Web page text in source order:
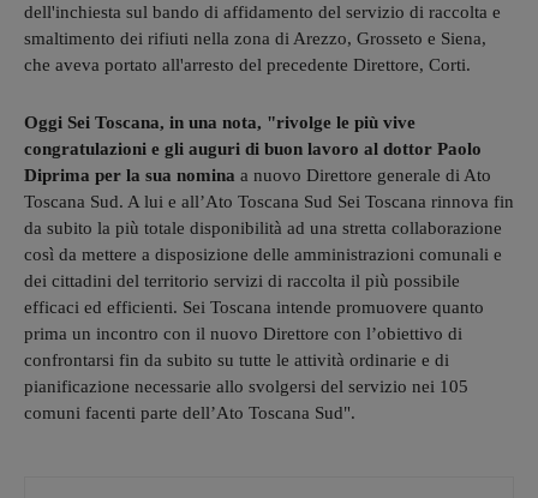
dell'inchiesta sul bando di affidamento del servizio di raccolta e
smaltimento dei rifiuti nella zona di Arezzo, Grosseto e Siena,
che aveva portato all'arresto del precedente Direttore, Corti.
Oggi Sei Toscana, in una nota, "rivolge le più vive
congratulazioni e gli auguri di buon lavoro al dottor Paolo
Diprima per la sua nomina a nuovo Direttore generale di Ato
Toscana Sud. A lui e all’Ato Toscana Sud Sei Toscana rinnova fin
da subito la più totale disponibilità ad una stretta collaborazione
così da mettere a disposizione delle amministrazioni comunali e
dei cittadini del territorio servizi di raccolta il più possibile
efficaci ed efficienti. Sei Toscana intende promuovere quanto
prima un incontro con il nuovo Direttore con l’obiettivo di
confrontarsi fin da subito su tutte le attività ordinarie e di
pianificazione necessarie allo svolgersi del servizio nei 105
comuni facenti parte dell’Ato Toscana Sud".